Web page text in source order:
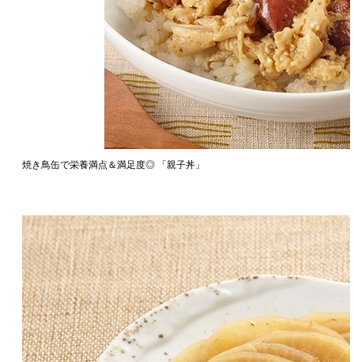
焼き鳥缶で栄養満点＆満足度◎ 「親子丼」